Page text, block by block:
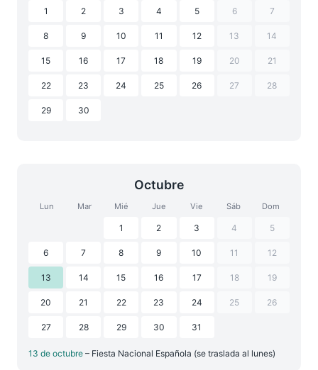
1 2 3 4 5 6 7
8 9 10 11 12 13 14
15 16 17 18 19 20 21
22 23 24 25 26 27 28
29 30
Octubre
Lun Mar Mié Jue Vie Sáb Dom
1 2 3 4 5
6 7 8 9 10 11 12
13 14 15 16 17 18 19
20 21 22 23 24 25 26
27 28 29 30 31
13 de octubre – Fiesta Nacional Española (se traslada al lunes)